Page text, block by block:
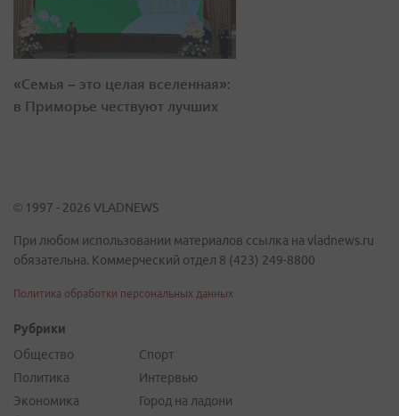
«Семья – это целая вселенная»:
в Приморье чествуют лучших
© 1997 - 2026 VLADNEWS
При любом использовании материалов ссылка на vladnews.ru
обязательна. Коммерческий отдел 8 (423) 249-8800
Политика обработки персональных данных
Рубрики
Общество
Политика
Экономика
Спорт
Интервью
Город на ладони